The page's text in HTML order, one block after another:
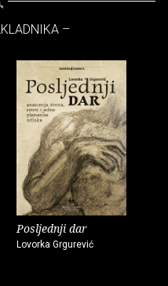
–
Posljednji dar
Lovorka Grgurević